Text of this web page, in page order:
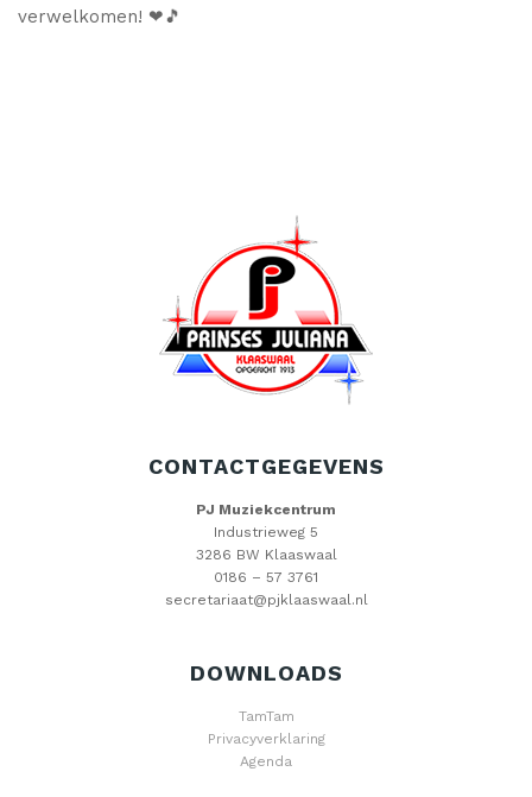
verwelkomen! ❤🎵
CONTACTGEGEVENS
PJ Muziekcentrum
Industrieweg 5
3286 BW Klaaswaal
0186 – 57 3761
secretariaat@pjklaaswaal.nl
DOWNLOADS
TamTam
Privacyverklaring
Agenda